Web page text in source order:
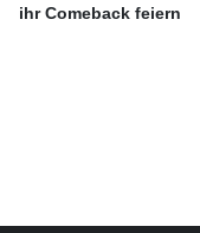
ihr Comeback feiern